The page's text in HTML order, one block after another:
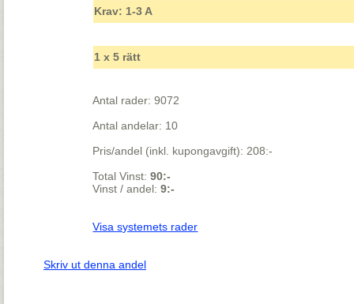
Krav: 1-3 A
1 x 5 rätt
Antal rader: 9072
Antal andelar: 10
Pris/andel (inkl. kupongavgift): 208:-
Total Vinst:90:-
Vinst / andel:9:-
Visa systemets rader
Skriv ut denna andel